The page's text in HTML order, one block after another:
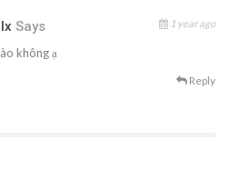
Says 1 year ago
không ạ
Reply